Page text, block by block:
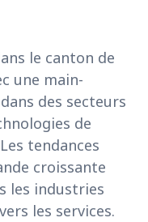
le canton de
une main-
des secteurs
de
tendances
croissante
les industries
les services.